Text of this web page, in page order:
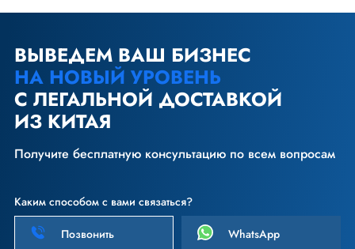
ВЫВЕДЕМ ВАШ БИЗНЕС
НА НОВЫЙ УРОВЕНЬ
С ЛЕГАЛЬНОЙ ДОСТАВКОЙ
ИЗ КИТАЯ
Получите бесплатную консультацию по всем вопросам
Каким способом с вами связаться?
Позвонить WhatsApp